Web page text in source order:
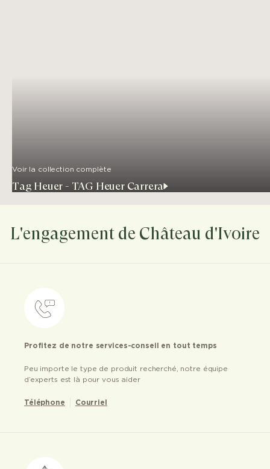
Voir la collection complète
Tag Heuer - TAG Heuer Carrera
L'engagement de Château d'Ivoire
Profitez de notre services-conseil en tout temps
Peu importe le type de produit recherché, notre équipe
d’experts est là pour vous aider
Téléphone Courriel